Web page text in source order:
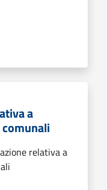
a
relativa a